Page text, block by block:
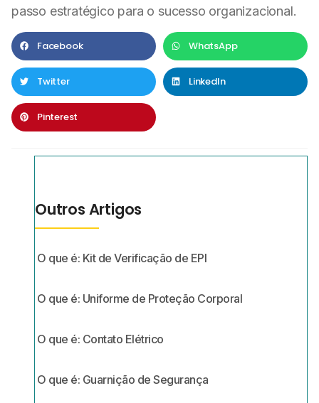
passo estratégico para o sucesso organizacional.
Facebook WhatsApp
Twitter LinkedIn
Pinterest
Outros Artigos
O que é: Kit de Verificação de EPI
O que é: Uniforme de Proteção Corporal
O que é: Contato Elétrico
O que é: Guarnição de Segurança